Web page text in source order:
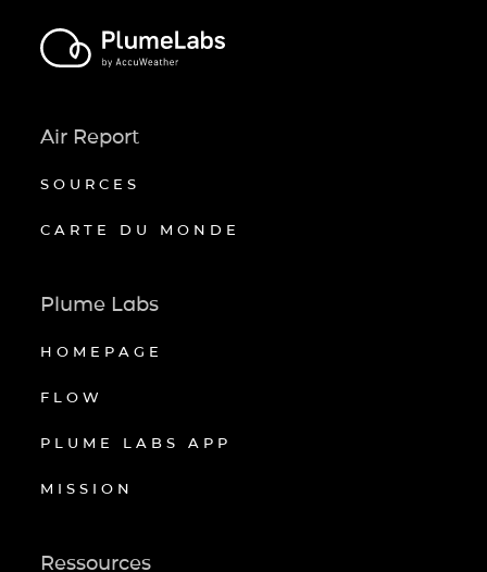
Air Report
SOURCES
CARTE DU MONDE
Plume Labs
HOMEPAGE
FLOW
PLUME LABS APP
MISSION
Ressources